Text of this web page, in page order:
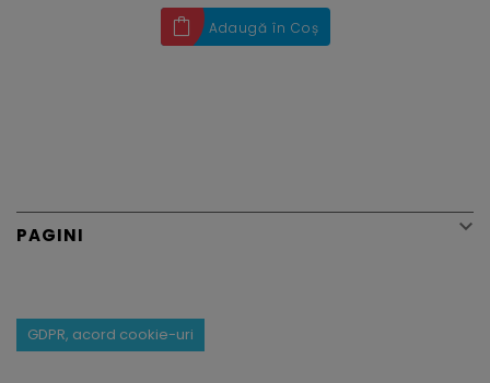
Adaugă în Coș
PAGINI 
GDPR, acord cookie-uri